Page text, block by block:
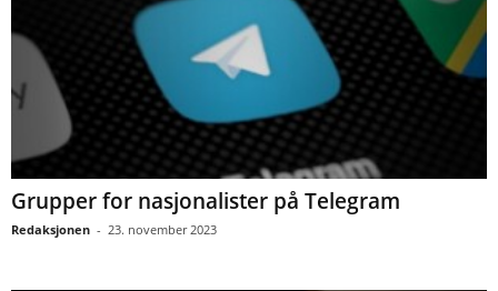
Grupper for nasjonalister på Telegram
Redaksjonen - 23. november 2023